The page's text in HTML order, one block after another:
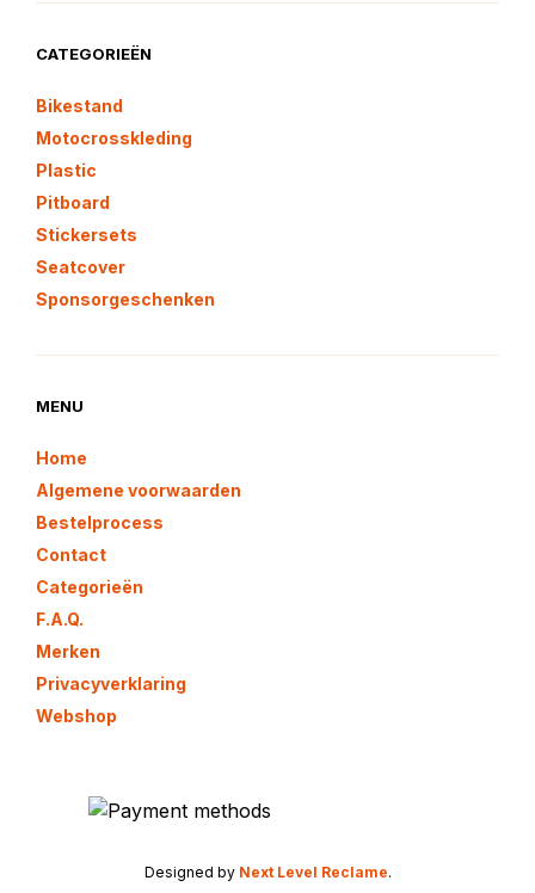
CATEGORIEËN
Bikestand
Motocrosskleding
Plastic
Pitboard
Stickersets
Seatcover
Sponsorgeschenken
MENU
Home
Algemene voorwaarden
Bestelprocess
Contact
Categorieën
F.A.Q.
Merken
Privacyverklaring
Webshop
Designed by Next Level Reclame.